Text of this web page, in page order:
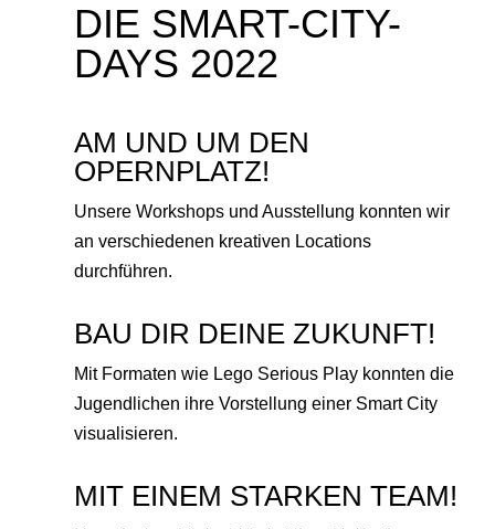
DIE SMART-CITY-
DAYS 2022
AM UND UM DEN
OPERNPLATZ!
Unsere Workshops und Ausstellung konnten wir
an verschiedenen kreativen Locations
durchführen.
BAU DIR DEINE ZUKUNFT!
Mit Formaten wie Lego Serious Play konnten die
Jugendlichen ihre Vorstellung einer Smart City
visualisieren.
MIT EINEM STARKEN TEAM!